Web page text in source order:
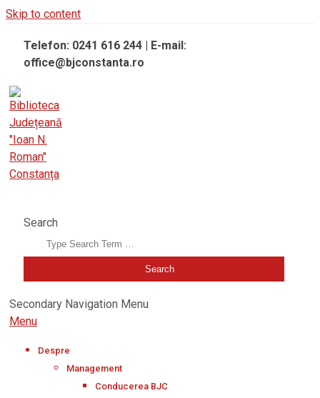
Skip to content
Telefon: 0241 616 244 | E-mail:
office@bjconstanta.ro
Search
Secondary Navigation Menu
Menu
Despre
Management
Conducerea BJC